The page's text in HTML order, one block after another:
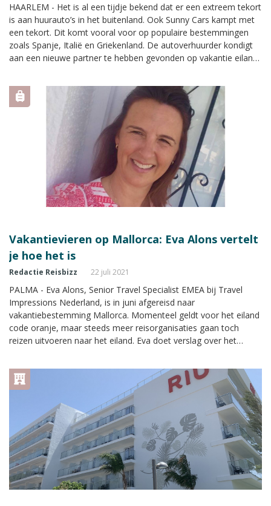
HAARLEM - Het is al een tijdje bekend dat er een extreem tekort
is aan huurauto’s in het buitenland. Ook Sunny Cars kampt met
een tekort. Dit komt vooral voor op populaire bestemmingen
zoals Spanje, Italië en Griekenland. De autoverhuurder kondigt
aan een nieuwe partner te hebben gevonden op vakantie eiland
Vakantievieren op Mallorca: Eva Alons vertelt
je hoe het is
Redactie Reisbizz 22 juli 2021
PALMA - Eva Alons, Senior Travel Specialist EMEA bij Travel
Impressions Nederland, is in juni afgereisd naar
vakantiebestemming Mallorca. Momenteel geldt voor het eiland
code oranje, maar steeds meer reisorganisaties gaan toch
reizen uitvoeren naar het eiland. Eva doet verslag over het
vakantiebestemming.